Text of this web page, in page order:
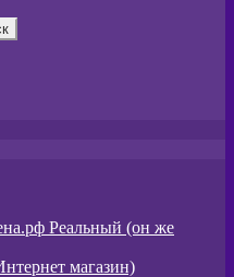
Реальный (он же
магазин)